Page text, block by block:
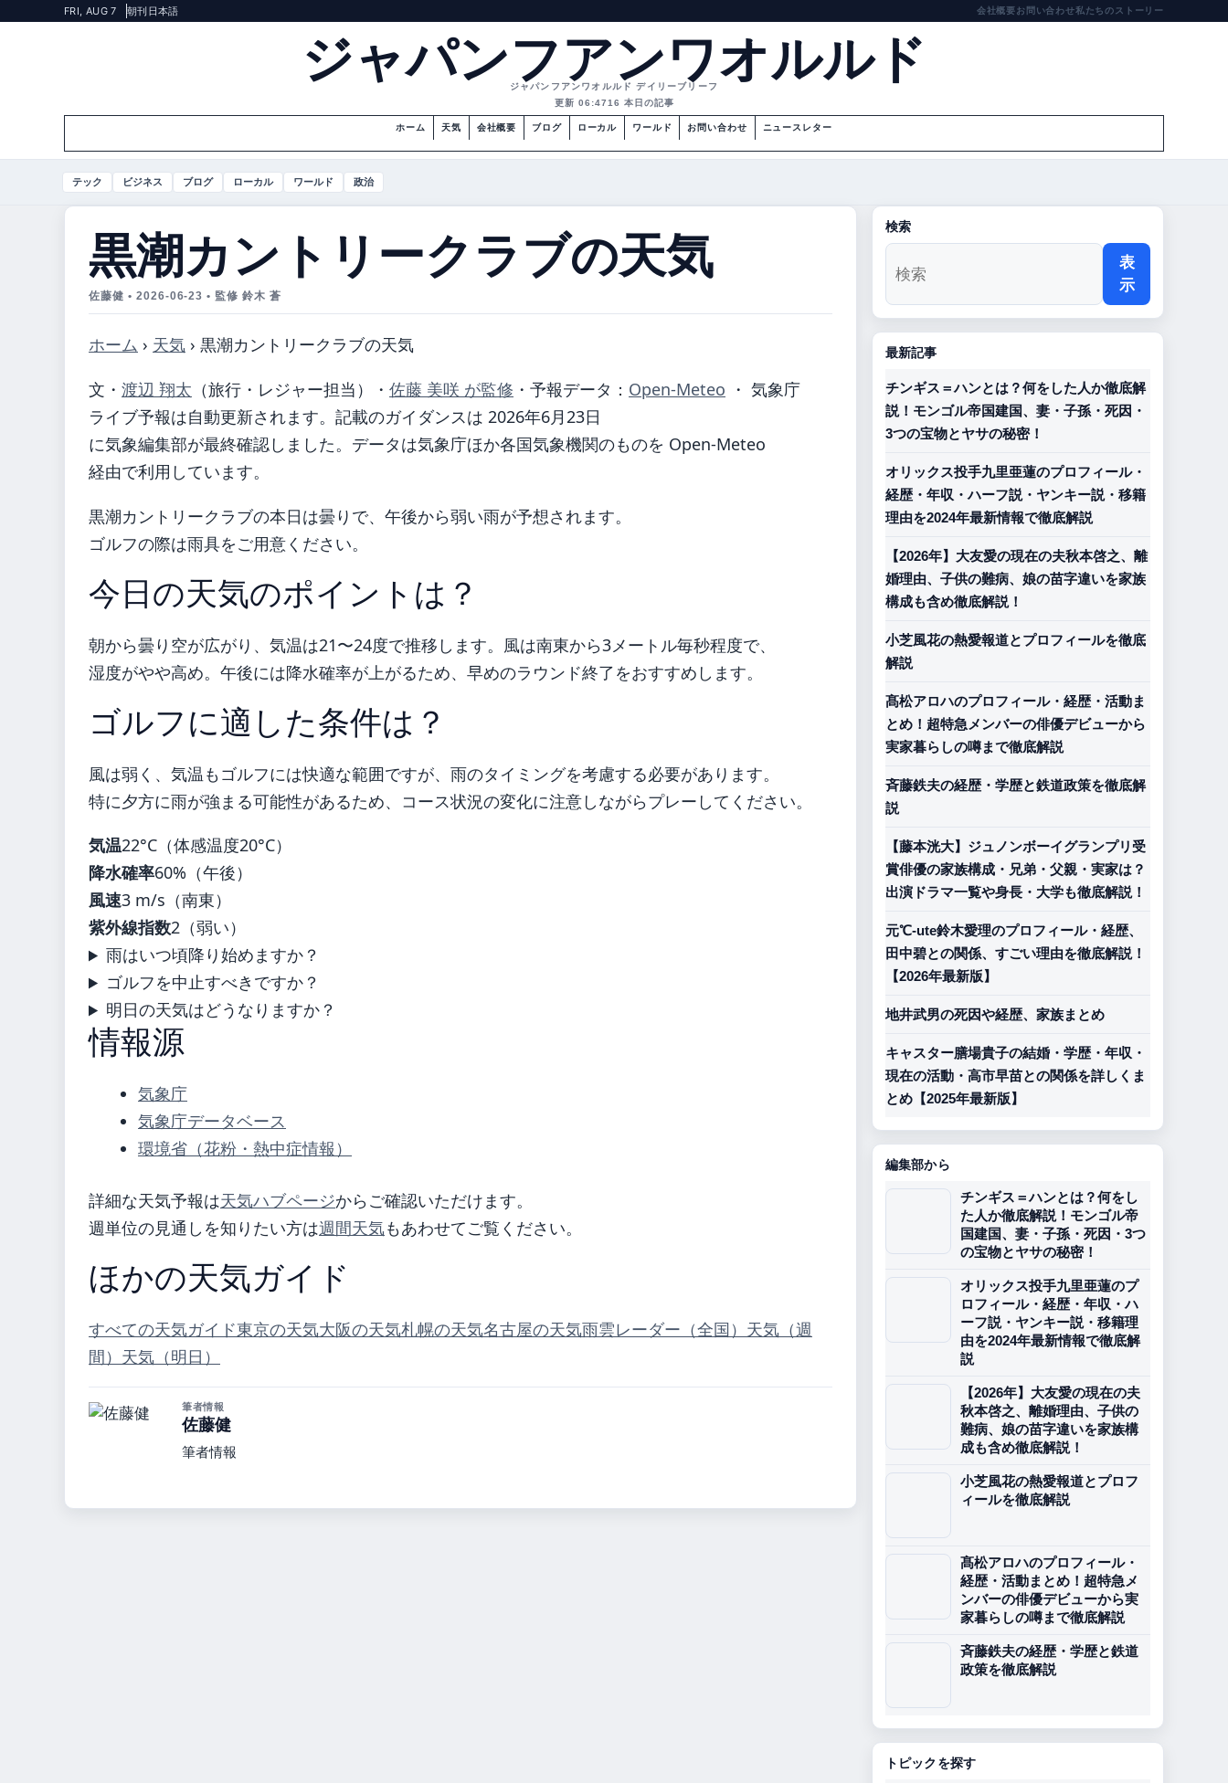
FRI, AUG 7 朝刊 日本語 会社概要お問い合わせ私たちのストーリー
ジャパンフアンワオルルド
ジャパンフアンワオルルド デイリーブリーフ
更新 06:4716 本日の記事
ホーム 天気 会社概要 ブログ ローカル ワールド お問い合わせ ニュースレター
テック ビジネス ブログ ローカル ワールド 政治
黒潮カントリークラブの天気
佐藤健 • 2026-06-23 • 監修 鈴木 蒼
ホーム › 天気 › 黒潮カントリークラブの天気
文・ 渡辺 翔太 （旅行・レジャー担当） ・ 佐藤 美咲 が監修 ・ 予報データ： Open-Meteo ・ 気象庁
ライブ予報は自動更新されます。記載のガイダンスは 2026年6月23日
に気象編集部が最終確認しました。データは気象庁ほか各国気象機関のものを Open-Meteo
経由で利用しています。
黒潮カントリークラブの本日は曇りで、午後から弱い雨が予想されます。
ゴルフの際は雨具をご用意ください。
今日の天気のポイントは？
朝から曇り空が広がり、気温は21〜24度で推移します。風は南東から3メートル毎秒程度で、
湿度がやや高め。午後には降水確率が上がるため、早めのラウンド終了をおすすめします。
ゴルフに適した条件は？
風は弱く、気温もゴルフには快適な範囲ですが、雨のタイミングを考慮する必要があります。
特に夕方に雨が強まる可能性があるため、コース状況の変化に注意しながらプレーしてください。
気温22°C（体感温度20°C）
降水確率60%（午後）
風速3 m/s（南東）
紫外線指数2（弱い）
雨はいつ頃降り始めますか？
ゴルフを中止すべきですか？
明日の天気はどうなりますか？
情報源
気象庁
気象庁データベース
環境省（花粉・熱中症情報）
詳細な天気予報は天気ハブページからご確認いただけます。
週単位の見通しを知りたい方は週間天気もあわせてご覧ください。
ほかの天気ガイド
すべての天気ガイド東京の天気大阪の天気札幌の天気名古屋の天気雨雲レーダー（全国） 天気（週
間） 天気（明日）
筆者情報
佐藤健
筆者情報
検索
表
示
最新記事
チンギス＝ハンとは？何をした人か徹底解
説！モンゴル帝国建国、妻・子孫・死因・
3つの宝物とヤサの秘密！
オリックス投手九里亜蓮のプロフィール・
経歴・年収・ハーフ説・ヤンキー説・移籍
理由を2024年最新情報で徹底解説
【2026年】大友愛の現在の夫秋本啓之、離
婚理由、子供の難病、娘の苗字違いを家族
構成も含め徹底解説！
小芝風花の熱愛報道とプロフィールを徹底
解説
髙松アロハのプロフィール・経歴・活動ま
とめ！超特急メンバーの俳優デビューから
実家暮らしの噂まで徹底解説
斉藤鉄夫の経歴・学歴と鉄道政策を徹底解
説
【藤本洸大】ジュノンボーイグランプリ受
賞俳優の家族構成・兄弟・父親・実家は？
出演ドラマ一覧や身長・大学も徹底解説！
元℃-ute鈴木愛理のプロフィール・経歴、
田中碧との関係、すごい理由を徹底解説！
【2026年最新版】
地井武男の死因や経歴、家族まとめ
キャスター膳場貴子の結婚・学歴・年収・
現在の活動・高市早苗との関係を詳しくま
とめ【2025年最新版】
編集部から
チンギス＝ハンとは？何をし
た人か徹底解説！モンゴル帝
国建国、妻・子孫・死因・3つ
の宝物とヤサの秘密！
オリックス投手九里亜蓮のプ
ロフィール・経歴・年収・ハ
ーフ説・ヤンキー説・移籍理
由を2024年最新情報で徹底解
説
【2026年】大友愛の現在の夫
秋本啓之、離婚理由、子供の
難病、娘の苗字違いを家族構
成も含め徹底解説！
小芝風花の熱愛報道とプロフ
ィールを徹底解説
髙松アロハのプロフィール・
経歴・活動まとめ！超特急メ
ンバーの俳優デビューから実
家暮らしの噂まで徹底解説
斉藤鉄夫の経歴・学歴と鉄道
政策を徹底解説
トピックを探す